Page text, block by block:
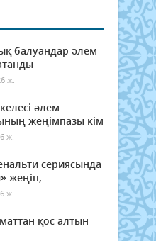
балуандар әлем
ж.
әлем
жеңімпазы кім
ж.
сериясында
жеңіп,
ж.
қос алтын